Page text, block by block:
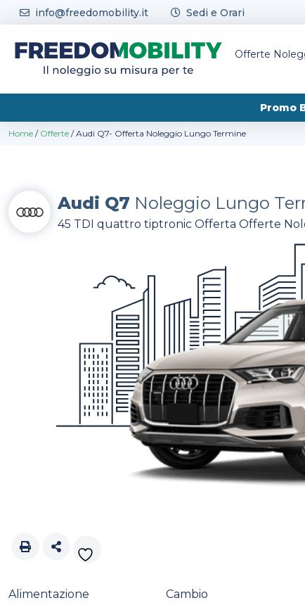
Skip to content
info@freedomobility.it Sedi e Orari
Offerte
Promo
Home / Offerte /Audi Q7- Offerta Noleggio Lungo Termine
Audi Q7 Noleggio Lungo
45 TDI quattro tiptronic Offerta Offerte
Alimentazione Cambio